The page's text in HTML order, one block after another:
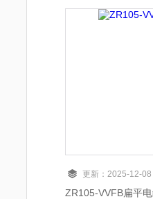
更新： 2025-12-08
ZR105-VVFB扁平